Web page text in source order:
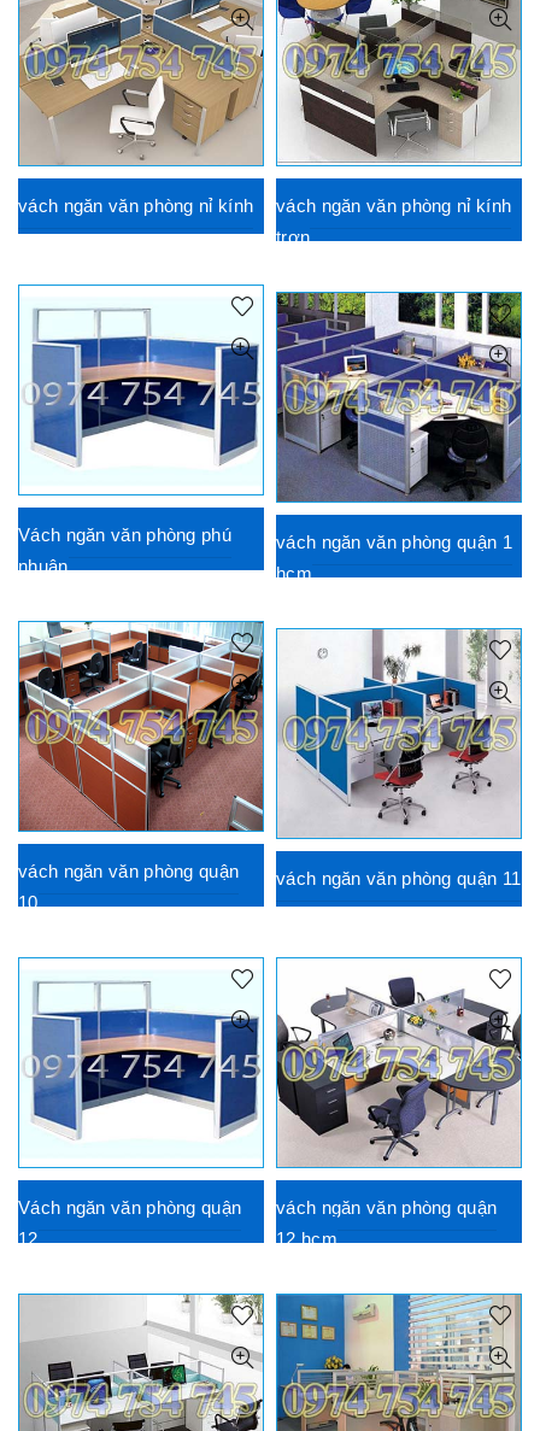
vách ngăn văn phòng nỉ kính
vách ngăn văn phòng nỉ kính
trơn
Vách ngăn văn phòng phú
nhuận
vách ngăn văn phòng quận 1
hcm
vách ngăn văn phòng quận
10
vách ngăn văn phòng quận 11
Vách ngăn văn phòng quận
12
vách ngăn văn phòng quận
12 hcm